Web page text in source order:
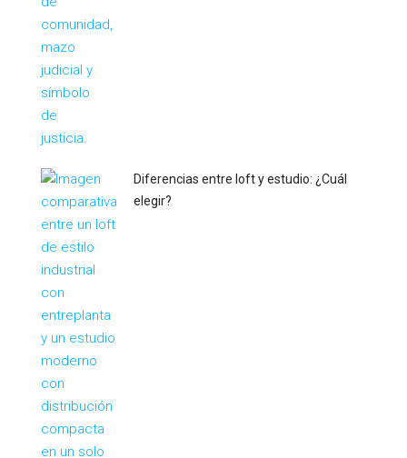
Diferencias entre loft y estudio: ¿Cuál
elegir?